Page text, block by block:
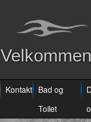
Kontakt Bad og
Toilet